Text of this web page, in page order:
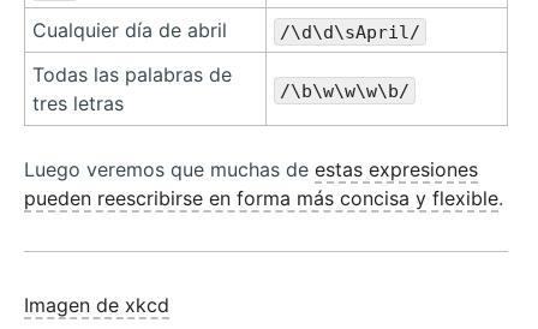
Cualquier día de abril /\d\d\sApril/
Todas las palabras de
tres letras
/\b\w\w\w\b/
Luego veremos que muchas de estas expresiones
pueden reescribirse en forma más concisa y flexible.
Imagen de xkcd